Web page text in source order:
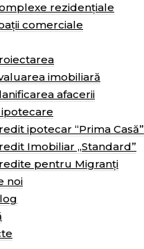
rezidențiale
comerciale
imobiliară
afacerii
ipotecar “Prima Casă”
Imobiliar „Standard”
pentru Migranți
noi